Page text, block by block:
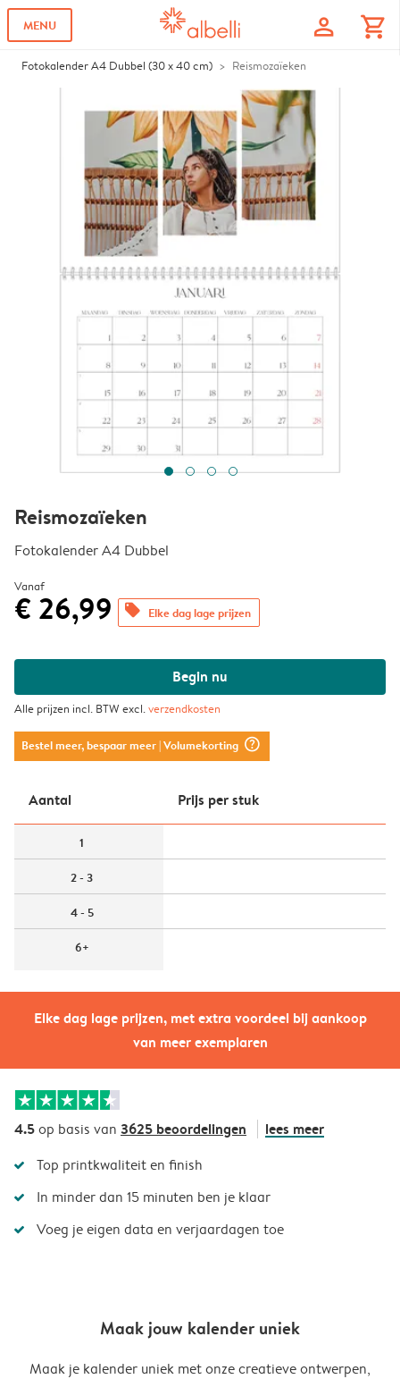
MENU profile shopping_cart
Fotokalender A4 Dubbel (30 x 40 cm) Reismozaïeken
Elke dag lage prijzen, met extra voordeel bij aankoop
van meer exemplaren
Reismozaïeken
Fotokalender A4 Dubbel
Vanaf
€ 26,99 offers Elke dag lage prijzen
Begin nu
Alle prijzen incl. BTW excl.verzendkosten
Bestel meer, bespaar meer| Volumekorting question_mark_circle
Aantal Prijs per stuk
1
2 - 3
4 - 5
6+
4.5op basis van 3625 beoordelingen lees meer
Top printkwaliteit en finish
In minder dan 15 minuten ben je klaar
Voeg je eigen data en verjaardagen toe
Maak jouw kalender uniek
Maak je kalender uniek met onze creatieve ontwerpen,